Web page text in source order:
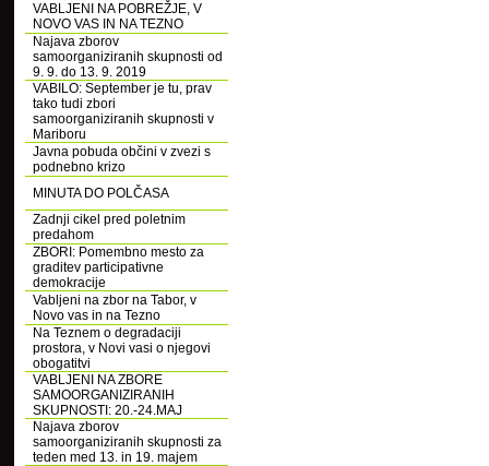
VABLJENI NA POBREŽJE, V
NOVO VAS IN NA TEZNO
Najava zborov
samoorganiziranih skupnosti od
9. 9. do 13. 9. 2019
VABILO: September je tu, prav
tako tudi zbori
samoorganiziranih skupnosti v
Mariboru
Javna pobuda občini v zvezi s
podnebno krizo
MINUTA DO POLČASA
Zadnji cikel pred poletnim
predahom
ZBORI: Pomembno mesto za
graditev participativne
demokracije
Vabljeni na zbor na Tabor, v
Novo vas in na Tezno
Na Teznem o degradaciji
prostora, v Novi vasi o njegovi
obogatitvi
VABLJENI NA ZBORE
SAMOORGANIZIRANIH
SKUPNOSTI: 20.-24.MAJ
Najava zborov
samoorganiziranih skupnosti za
teden med 13. in 19. majem